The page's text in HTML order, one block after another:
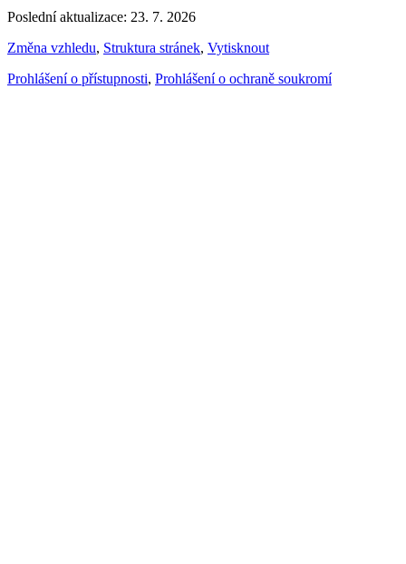
Poslední aktualizace: 23. 7. 2026
Změna vzhledu, Struktura stránek, Vytisknout
Prohlášení o přístupnosti, Prohlášení o ochraně soukromí